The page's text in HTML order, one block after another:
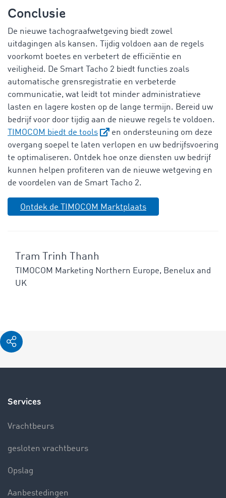
Conclusie
De nieuwe tachograafwetgeving biedt zowel
uitdagingen als kansen. Tijdig voldoen aan de regels
voorkomt boetes en verbetert de efficiëntie en
veiligheid. De Smart Tacho 2 biedt functies zoals
automatische grensregistratie en verbeterde
communicatie, wat leidt tot minder administratieve
lasten en lagere kosten op de lange termijn. Bereid uw
bedrijf voor door tijdig aan de nieuwe regels te voldoen.
TIMOCOM biedt de tools
en ondersteuning om deze
overgang soepel te laten verlopen en uw bedrijfsvoering
te optimaliseren. Ontdek hoe onze diensten uw bedrijf
kunnen helpen profiteren van de nieuwe wetgeving en
de voordelen van de Smart Tacho 2.
Ontdek de TIMOCOM Marktplaats
Tram Trinh Thanh
TIMOCOM Marketing Northern Europe, Benelux and
UK
Services
Vrachtbeurs
gesloten vrachtbeurs
Opslag
Aanbestedingen